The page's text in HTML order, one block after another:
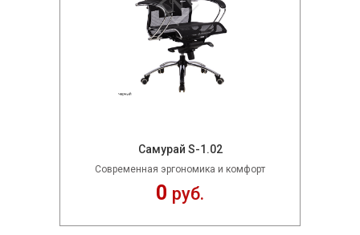
Самурай S-1.02
Современная эргономика и комфорт
0 руб.